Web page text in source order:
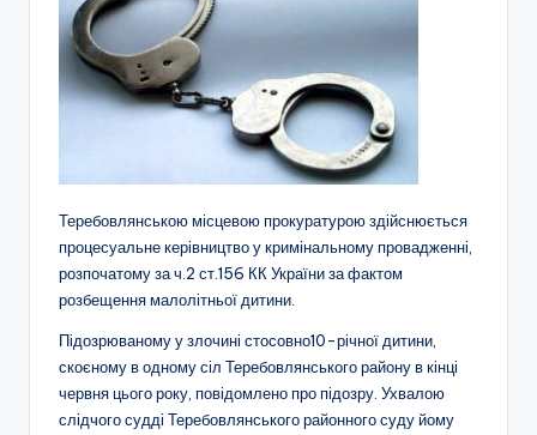
Теребовлянською місцевою прокуратурою здійснюється
процесуальне керівництво у кримінальному провадженні,
розпочатому за ч.2 ст.156 КК України за фактом
розбещення малолітньої дитини.
Підозрюваному у злочині стосовно10-річної дитини,
скоєному в одному сіл Теребовлянського району в кінці
червня цього року, повідомлено про підозру. Ухвалою
слідчого судді Теребовлянського районного суду йому